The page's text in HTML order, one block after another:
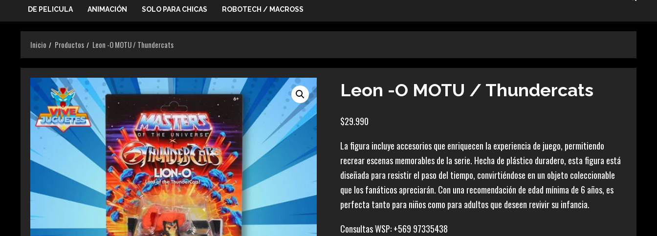
DE PELICULA ANIMACIÓN SOLO PARA CHICAS ROBOTECH / MACROSS
Inicio Productos Leon -O MOTU / Thundercats
Leon -O MOTU / Thundercats
$29.990
La figura incluye accesorios que enriquecen la experiencia de juego, permitiendo
recrear escenas memorables de la serie. Hecha de plástico duradero, esta figura está
diseñada para resistir el paso del tiempo, convirtiéndose en un objeto coleccionable
que los fanáticos apreciarán. Con una recomendación de edad mínima de 6 años, es
perfecta tanto para niños como para adultos que deseen revivir su infancia.
Consultas WSP: +569 97335438